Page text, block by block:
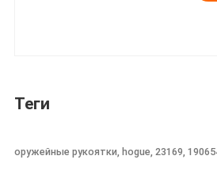
Теги
оружейные рукоятки, hogue, 23169,